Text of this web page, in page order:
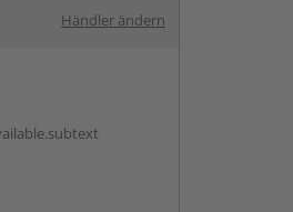
Händler ändern